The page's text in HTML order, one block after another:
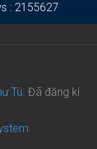
: 2155627
Tú. Đã đăng kí